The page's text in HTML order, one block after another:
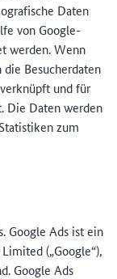
Daten
von Google-
werden. Wenn
Besucherdaten
und für
Die Daten werden
zum
Google Ads ist ein
(„Google“),
Google Ads